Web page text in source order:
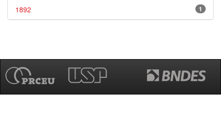
1
1892